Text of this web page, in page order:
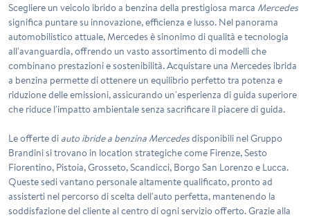
Scegliere un veicolo ibrido a benzina della prestigiosa marca Mercedes
significa puntare su innovazione, efficienza e lusso. Nel panorama
automobilistico attuale, Mercedes è sinonimo di qualità e tecnologia
all'avanguardia, offrendo un vasto assortimento di modelli che
combinano prestazioni e sostenibilità. Acquistare una Mercedes ibrida
a benzina permette di ottenere un equilibrio perfetto tra potenza e
riduzione delle emissioni, assicurando un'esperienza di guida superiore
che riduce l'impatto ambientale senza sacrificare il piacere di guida.
Le offerte di auto ibride a benzina Mercedesdisponibili nel Gruppo
Brandini si trovano in location strategiche come Firenze,Sesto
Fiorentino, Pistoia,Grosseto,Scandicci, Borgo San Lorenzoe Lucca.
Queste sedi vantano personale altamente qualificato, pronto ad
assisterti nel percorso di scelta dell'auto perfetta, mantenendo la
soddisfazione del cliente al centro di ogni servizio offerto. Grazie alla